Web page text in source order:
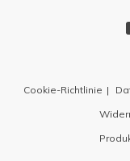
Cookie-Richtlinie